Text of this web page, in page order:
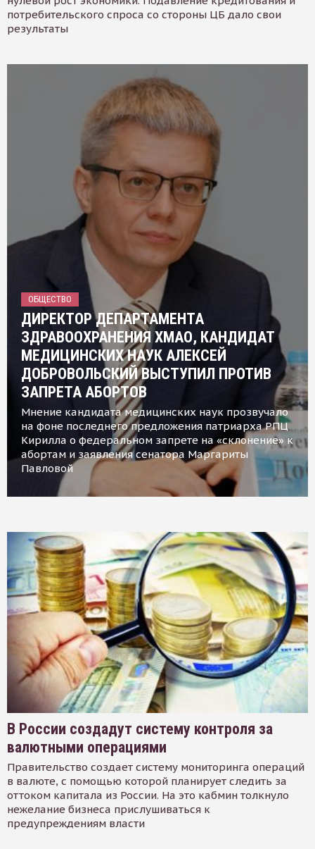
потребительского спроса со стороны ЦБ дало свои
результаты
ОБЩЕСТВО
ДИРЕКТОР ДЕПАРТАМЕНТА
ЗДРАВООХРАНЕНИЯ ХМАО, КАНДИДАТ
МЕДИЦИНСКИХ НАУК АЛЕКСЕЙ
ДОБРОВОЛЬСКИЙ ВЫСТУПИЛ ПРОТИВ
ЗАПРЕТА АБОРТОВ
Мнение кандидата медицинских наук прозвучало
на фоне последнего предложения патриарха РПЦ
Кирилла о федеральном запрете на «склонение» к
абортам и заявления сенатора Маргариты
Павловой
В России создадут систему контроля за
валютными операциями
Правительство создает систему мониторинга операций
в валюте, с помощью которой планирует следить за
оттоком капитала из России. На это кабмин толкнуло
нежелание бизнеса прислушиваться к
предупреждениям власти